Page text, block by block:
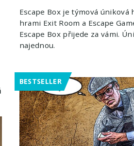
Escape Box je týmová
hrami Exit Room a Escape
Escape Box přijede za vámi.
najednou.
BESTSELLER